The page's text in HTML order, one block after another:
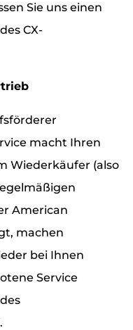
Sie uns einen
CX-
macht Ihren
Wiederkäufer (also
American
machen
bei Ihnen
Service